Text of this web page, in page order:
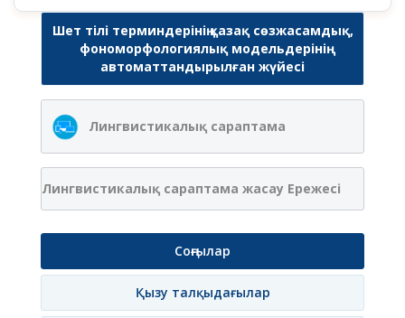
Шет тілі терминдерінің қазақ сөзжасамдық,
фономорфологиялық модельдерінің
автоматтандырылған жүйесі
Лингвистикалық сараптама
Лингвистикалық сараптама жасау Ережесі
Соңғылар
Қызу талқыдағылар